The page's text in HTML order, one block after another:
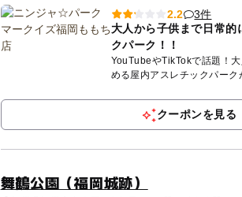
い事
2.2
3件
大人から子供まで日常的
クパーク！！
YouTubeやTikTokで話題！
める屋内アスレチックパー
体...
クーポンを見る
舞鶴公園（福岡城跡）